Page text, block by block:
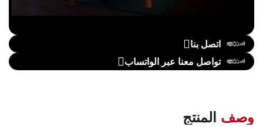
اتصل بنا
تواصل معنا عبر الواتساب
وصف المنتج